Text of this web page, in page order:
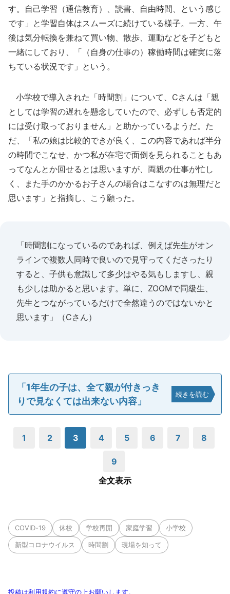
す。自己学習（通信教育）、読書、自由時間、という感じ
です」と学習自体はスムーズに続けている様子。一方、午
後は気分転換を兼ねて買い物、散歩、運動などを子どもと
一緒にしており、「（自身の仕事の）稼働時間は確実に落
ちている状況です」という。
小学校で導入された「時間割」について、Cさんは「親
としては学習の遅れを懸念していたので、必ずしも否定的
には受け取っておりません」と助かっているようだ。た
だ、「私の娘は比較的できが良く、この内容であれば半分
の時間でこなせ、かつ私が在宅で面倒を見られることもあ
ってなんとか回せるとは思いますが、両親の仕事が忙し
く、また手のかかるお子さんの場合はこなすのは無理だと
思います」と指摘し、こう願った。
「時間割になっているのであれば、例えば先生がオン
ラインで複数人同時で良いので見守ってくださったり
すると、子供も意識して多少はやる気もしますし、親
も少しは助かると思います。単に、ZOOMで同級生、
先生とつながっているだけで全然違うのではないかと
思います」（Cさん）
「1年生の子は、全て親が付きっき
りで見なくては出来ない内容」
続きを読む
1 2 3 4 5 6 7 8
9
全文表示
COVID-19 休校 学校再開 家庭学習 小学校
新型コロナウイルス 時間割 現場を知って